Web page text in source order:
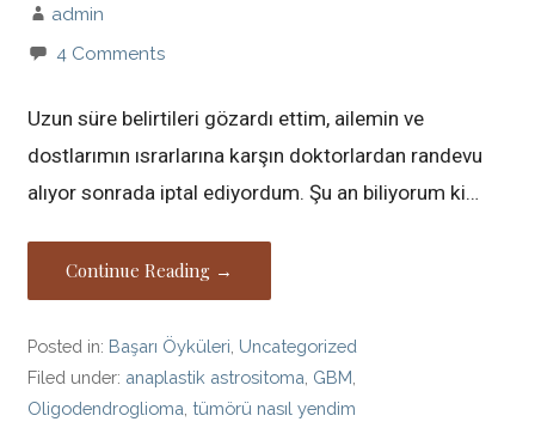
admin
4 Comments
Uzun süre belirtileri gözardı ettim, ailemin ve
dostlarımın ısrarlarına karşın doktorlardan randevu
alıyor sonrada iptal ediyordum. Şu an biliyorum ki…
Continue Reading →
Posted in: Başarı Öyküleri Uncategorized
Filed under: anaplastik astrositoma GBM
Oligodendroglioma ,tümörü nasıl yendim